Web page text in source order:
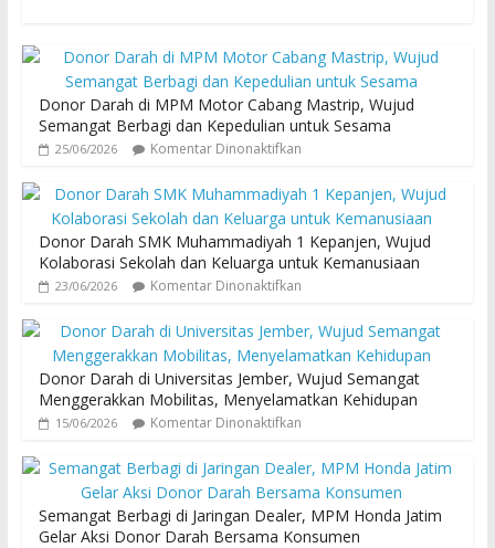
Donor Darah di MPM Motor Cabang Mastrip, Wujud
Semangat Berbagi dan Kepedulian untuk Sesama
25/06/2026 Komentar Dinonaktifkan
Donor Darah SMK Muhammadiyah 1 Kepanjen, Wujud
Kolaborasi Sekolah dan Keluarga untuk Kemanusiaan
23/06/2026 Komentar Dinonaktifkan
Donor Darah di Universitas Jember, Wujud Semangat
Menggerakkan Mobilitas, Menyelamatkan Kehidupan
15/06/2026 Komentar Dinonaktifkan
Semangat Berbagi di Jaringan Dealer, MPM Honda Jatim
Gelar Aksi Donor Darah Bersama Konsumen